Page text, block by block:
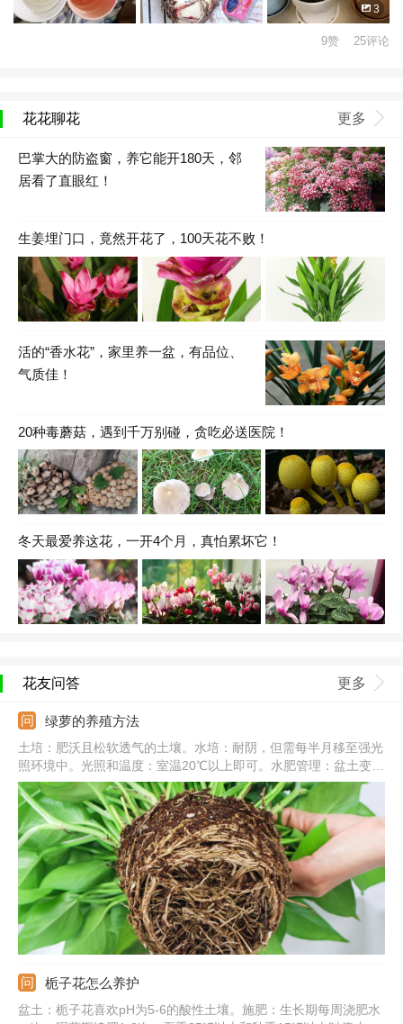
3
9赞 25评论
花花聊花 更多
巴掌大的防盗窗，养它能开180天，邻
居看了直眼红！
生姜埋门口，竟然开花了，100天花不败！
活的“香水花”，家里养一盆，有品位、
气质佳！
20种毒蘑菇，遇到千万别碰，贪吃必送医院！
冬天最爱养这花，一开4个月，真怕累坏它！
花友问答 更多
绿萝的养殖方法
土培：肥沃且松软透气的土壤。水培：耐阴，但需每半月移至强光
照环境中。光照和温度：室温20℃以上即可。水肥管理：盆土变干
需要及时浇水，一次浇透，秋冬减少浇水和施肥。常见病害：炭疽
病、根腐病、叶斑病。
栀子花怎么养护
盆土：栀子花喜欢pH为5-6的酸性土壤。施肥：生长期每周浇肥水